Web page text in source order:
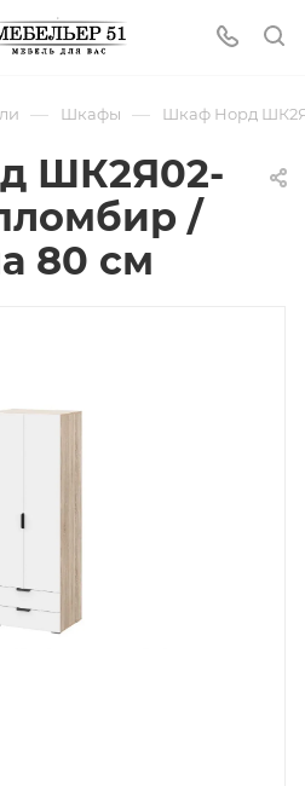
— Шкафы — Шкаф Норд
ШК2Я02-
/
80 см